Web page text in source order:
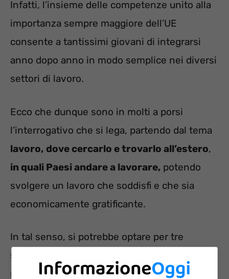
Infatti, l’insieme delle competenze unito alla
importanza sempre maggiore dell’UE
consente a tantissimi giovani di integrarsi
anno dopo anno in modo semplice nei diversi
settori di lavoro.
Ecco che dunque sono in molti a porsi
l’interrogativo che si lega, partendo dal tema
lavoro, dove cercarlo e trovarlo all’estero,
in quali Paesi andare a lavorare, potendo
svolgere un lavoro che soddisfi e che sia
economicamente gratificante.
In tal senso, si potrebbe optare per tre
soluzioni, ma ecco quali sono a seguire e
relativi dettagli.